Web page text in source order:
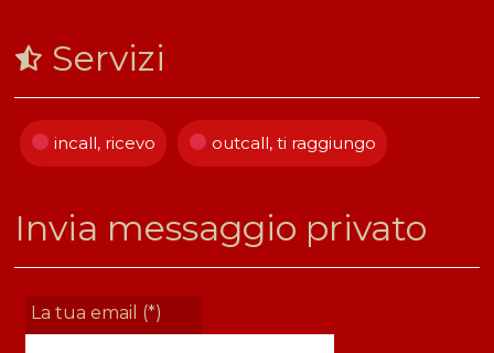
Servizi
incall, ricevo outcall, ti raggiungo
Invia messaggio privato
La tua email (*)